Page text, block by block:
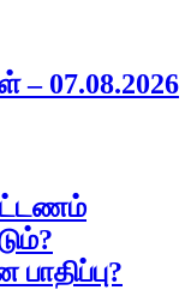
– 07.08.2026